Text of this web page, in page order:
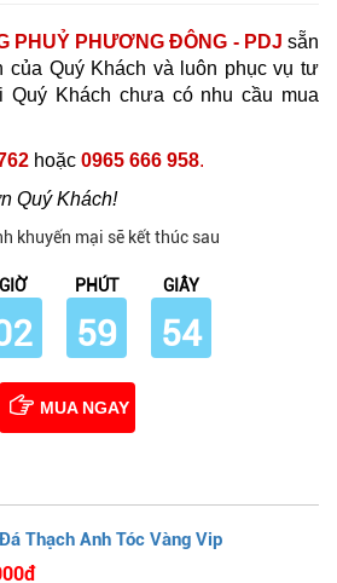
PHUỶ PHƯƠNG ĐÔNG - PDJ sẵn
của Quý Khách và luôn phục vụ tư
Quý Khách chưa có nhu cầu mua
hoặc 0965 666 958.
Quý Khách!
khuyến mại sẽ kết thúc sau
GIỜ PHÚT
59
GIÂY
53
MUA NGAY
Thạch Anh Tóc Vàng Vip